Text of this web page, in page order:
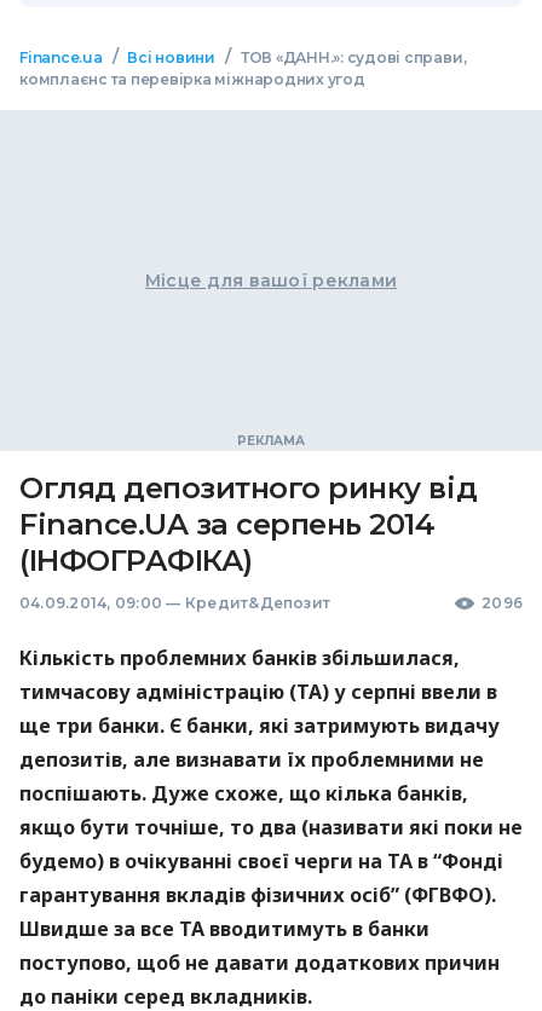
Finance.ua / Всі новини / ТОВ «ДАНН.»: судові справи,
комплаєнс та перевірка міжнародних угод
Місце для вашої реклами
Огляд депозитного ринку від
Finance.UA за серпень 2014
(ІНФОГРАФІКА)
04.09.2014, 09:00 — Кредит&Депозит 2096
Кількість проблемних банків збільшилася,
тимчасову адміністрацію (ТА) у серпні ввели в
ще три банки. Є банки, які затримують видачу
депозитів, але визнавати їх проблемними не
поспішають. Дуже схоже, що кілька банків,
якщо бути точніше, то два (називати які поки не
будемо) в очікуванні своєї черги на ТА в “Фонді
гарантування вкладів фізичних осіб” (ФГВФО).
Швидше за все ТА вводитимуть в банки
поступово, щоб не давати додаткових причин
до паніки серед вкладників.